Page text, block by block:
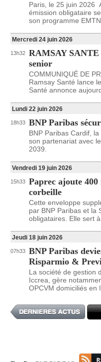
Paris, le 25 juin 2026
émission obligataire
son programme
Mercredi 24 juin 2026
13h32 RAMSAY SANTE
senior
COMMUNIQUÉ
Ramsay Santé lance
Santé annonce
Lundi 22 juin 2026
18h33 BNP Paribas
BNP Paribas Cardif,
son partenariat avec
2039.
Vendredi 19 juin 2026
15h33 Paprec ajoute
corbeille
Cette enveloppe
par BNP Paribas et la
obligataires. Elle sert à
Jeudi 18 juin 2026
07h33 BNP Paribas
Risparmio &
La société de gestion
Iccrea, gère
OPCVM domiciliés en